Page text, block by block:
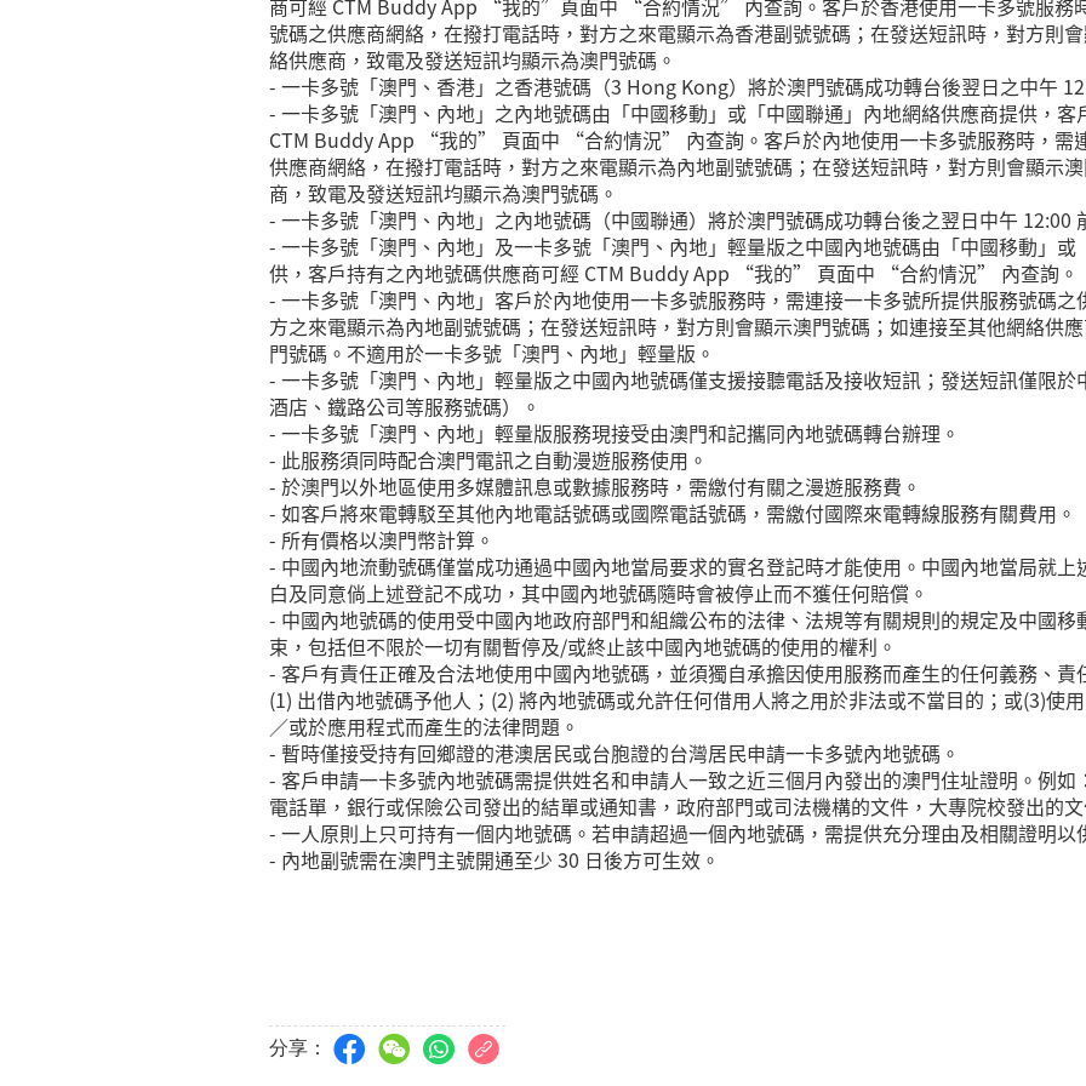
商可經 CTM Buddy App “我的”頁面中 “合約情況” 內查詢。客戶於香港使用一卡多號服務
號碼之供應商網絡，在撥打電話時，對方之來電顯示為香港副號號碼；在發送短訊時，對方則
絡供應商，致電及發送短訊均顯示為澳門號碼。
- 一卡多號「澳門、香港」之香港號碼（3 Hong Kong）將於澳門號碼成功轉台後翌日之中午
- 一卡多號「澳門、內地」之內地號碼由「中國移動」或「中國聯通」內地網絡供應商提供，
CTM Buddy App “我的” 頁面中 “合約情況” 內查詢。客戶於內地使用一卡多號服務時，需
供應商網絡，在撥打電話時，對方之來電顯示為內地副號號碼；在發送短訊時，對方則會顯示
商，致電及發送短訊均顯示為澳門號碼。
- 一卡多號「澳門、內地」之內地號碼（中國聯通）將於澳門號碼成功轉台後之翌日中午 12:00
- 一卡多號「澳門、內地」及一卡多號「澳門、內地」輕量版之中國內地號碼由「中國移動」
供，客戶持有之內地號碼供應商可經 CTM Buddy App “我的” 頁面中 “合約情況” 內查詢。
- 一卡多號「澳門、內地」客戶於內地使用一卡多號服務時，需連接一卡多號所提供服務號碼
方之來電顯示為內地副號號碼；在發送短訊時，對方則會顯示澳門號碼；如連接至其他網絡供
門號碼。不適用於一卡多號「澳門、內地」輕量版。
- 一卡多號「澳門、內地」輕量版之中國內地號碼僅支援接聽電話及接收短訊；發送短訊僅限
酒店、鐵路公司等服務號碼）。
- 一卡多號「澳門、內地」輕量版服務現接受由澳門和記攜同內地號碼轉台辦理。
- 此服務須同時配合澳門電訊之自動漫遊服務使用。
- 於澳門以外地區使用多媒體訊息或數據服務時，需繳付有關之漫遊服務費。
- 如客戶將來電轉駁至其他內地電話號碼或國際電話號碼，需繳付國際來電轉線服務有關費用。
- 所有價格以澳門幣計算。
- 中國內地流動號碼僅當成功通過中國內地當局要求的實名登記時才能使用。中國內地當局就
白及同意倘上述登記不成功，其中國內地號碼隨時會被停止而不獲任何賠償。
- 中國內地號碼的使用受中國內地政府部門和組織公布的法律、法規等有關規則的規定及中國
束，包括但不限於一切有關暫停及/或終止該中國內地號碼的使用的權利。
- 客戶有責任正確及合法地使用中國內地號碼，並須獨自承擔因使用服務而產生的任何義務、
(1) 出借內地號碼予他人；(2) 將內地號碼或允許任何借用人將之用於非法或不當目的；或(3)使
／或於應用程式而產生的法律問題。
- 暫時僅接受持有回鄉證的港澳居民或台胞證的台灣居民申請一卡多號內地號碼。
- 客戶申請一卡多號內地號碼需提供姓名和申請人一致之近三個月內發出的澳門住址證明。例
電話單，銀行或保險公司發出的結單或通知書，政府部門或司法機構的文件，大專院校發出的
- 一人原則上只可持有一個内地號碼。若申請超過一個內地號碼，需提供充分理由及相關證明以
- 內地副號需在澳門主號開通至少 30 日後方可生效。
分享：